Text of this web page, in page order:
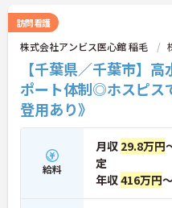
連携の体制がしっかりと整っ
では、夜勤明けの翌日が原則と
か、月平均の残業時間も5時間
り少なめです。常勤スタッフ
を超えているため急な勤務変
らかじめ決められた訪問予定
働けます。入職後は現場スタッ
とりに合わせた個別のOJT研修
専門性を着実に深めていける
す。
★おすすめPOINT★
訪問看護
株式会社アンビス医心館 稲毛
【千葉県／千葉市】
ポート体制◎ホスピス
登用あり》
給料
月収 29.8万円
定
年収416万円